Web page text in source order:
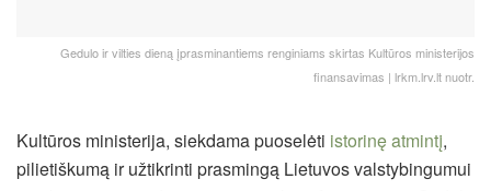
Gedulo ir vilties dieną įprasminantiems renginiams skirtas Kultūros ministerijos
finansavimas | lrkm.lrv.lt nuotr.
Kultūros ministerija, siekdama puoselėti istorinę atmintį,
pilietiškumą ir užtikrinti prasmingą Lietuvos valstybingumui